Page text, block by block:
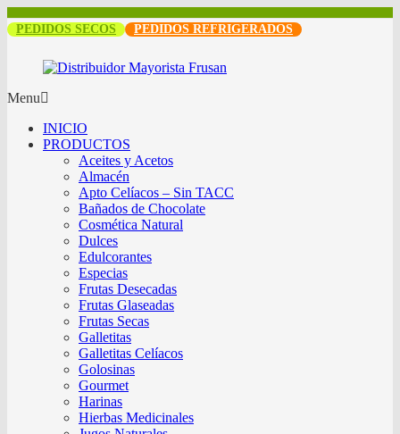
PEDIDOS SECOS PEDIDOS REFRIGERADOS
Menu
INICIO
PRODUCTOS
Aceites y Acetos
Almacén
Apto Celíacos – Sin TACC
Bañados de Chocolate
Cosmética Natural
Dulces
Edulcorantes
Especias
Frutas Desecadas
Frutas Glaseadas
Frutas Secas
Galletitas
Galletitas Celíacos
Golosinas
Gourmet
Harinas
Hierbas Medicinales